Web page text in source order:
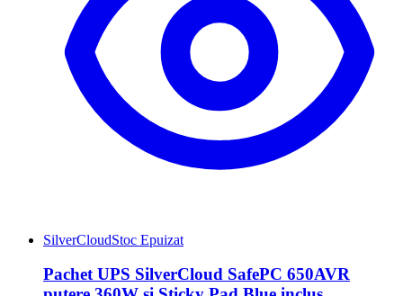
SilverCloudStoc Epuizat
Pachet UPS SilverCloud SafePC 650AVR